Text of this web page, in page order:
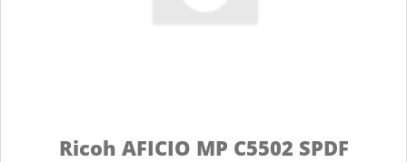
Ricoh AFICIO MP C5502 SPDF